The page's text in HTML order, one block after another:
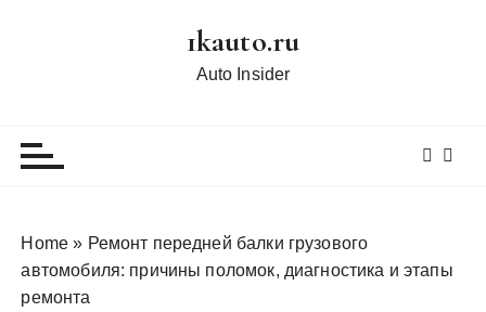
1kauto.ru
Auto Insider
Home » Ремонт передней балки грузового
автомобиля: причины поломок, диагностика и этапы
ремонта